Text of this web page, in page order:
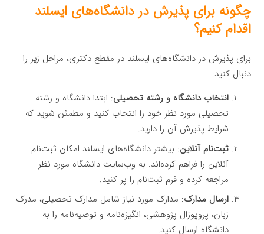
چگونه برای پذیرش در دانشگاه‌های ایسلند
اقدام کنیم؟
برای پذیرش در دانشگاه‌های ایسلند در مقطع دکتری، مراحل زیر را
دنبال کنید:
انتخاب دانشگاه و رشته تحصیلی: ابتدا دانشگاه و رشته
تحصیلی مورد نظر خود را انتخاب کنید و مطمئن شوید که
شرایط پذیرش آن را دارید.
ثبت‌نام آنلاین: بیشتر دانشگاه‌های ایسلند امکان ثبت‌نام
آنلاین را فراهم کرده‌اند. به وب‌سایت دانشگاه مورد نظر
مراجعه کرده و فرم ثبت‌نام را پر کنید.
ارسال مدارک: مدارک مورد نیاز شامل مدارک تحصیلی، مدرک
زبان، پروپوزال پژوهشی، انگیزه‌نامه و توصیه‌نامه را به
دانشگاه ارسال کنید.